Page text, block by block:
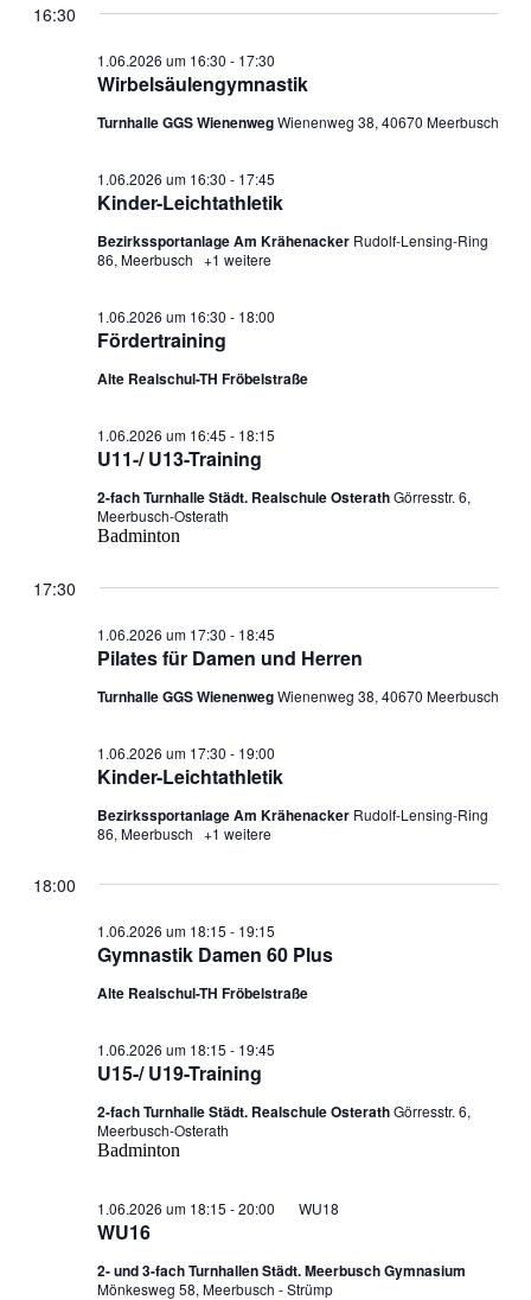
16:30
Wirbelsäulengymnastik
1.06.2026 um 16:30 - 17:30
Turnhalle GGS WienenwegWienenweg 38, 40670 Meerbusch
Kinder-Leichtathletik
1.06.2026 um 16:30 - 17:45
Bezirkssportanlage Am Krähenacker Rudolf-Lensing-Ring
86, Meerbusch +1 weitere
Fördertraining
1.06.2026 um 16:30 - 18:00
Alte Realschul-TH Fröbelstraße
U11-/ U13-Training
1.06.2026 um 16:45 - 18:15
2-fach Turnhalle Städt. Realschule OsterathGörresstr. 6,
Meerbusch-Osterath
Badminton
17:30
Pilates für Damen und Herren
1.06.2026 um 17:30 - 18:45
für
Damen
und
Herren
Turnhalle GGS WienenwegWienenweg 38, 40670 Meerbusch
Kinder-Leichtathletik
1.06.2026 um 17:30 - 19:00
Bezirkssportanlage Am Krähenacker Rudolf-Lensing-Ring
86, Meerbusch +1 weitere
18:00
Gymnastik Damen 60 Plus
1.06.2026 um 18:15 - 19:15
Alte Realschul-TH Fröbelstraße
U15-/ U19-Training
1.06.2026 um 18:15 - 19:45
2-fach Turnhalle Städt. Realschule OsterathGörresstr. 6,
Meerbusch-Osterath
Badminton
WU16
1.06.2026 um 18:15 -20:00 WU18
2- und 3-fach Turnhallen Städt. Meerbusch Gymnasium
Mönkesweg 58, Meerbusch - Strümp